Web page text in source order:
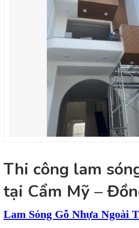
Thi công lam
tại Cẩm Mỹ –
Lam Sóng Gỗ Nhựa Ngoài